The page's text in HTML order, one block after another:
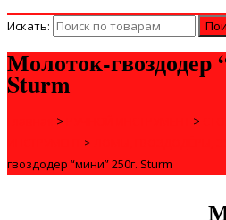
Искать:
Молоток-гвоздодер
Sturm
> >
>
гвоздодер “мини” 250г. Sturm